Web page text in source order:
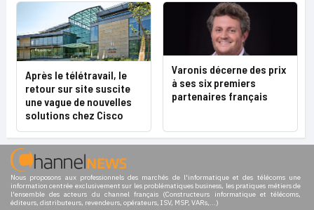
Après le télétravail, le
retour sur site suscite
une vague de nouvelles
solutions chez Cisco
Varonis décerne des prix
à ses six premiers
partenaires français
Nous proposons aux professionnels des marchés de l'informatique et des télécoms une
information centrée exclusivement sur les problématiques business, les pratiques métiers de
l'ensemble des acteurs du channel français (Constructeurs informatique et télécoms,
éditeurs, distributeurs, revendeurs, opérateurs, ISV, MSP, VARs,...)